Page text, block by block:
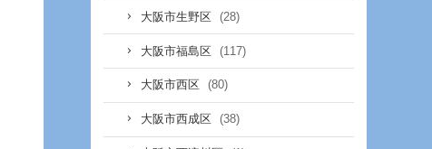
大阪市生野区 (28)
大阪市福島区 (117)
大阪市西区 (80)
大阪市西成区 (38)